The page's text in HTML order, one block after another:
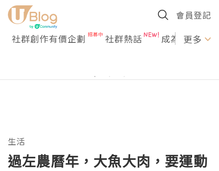
會員登記
社群創作有價企劃 社群熱話 成為U更多
生活
過左農曆年，大魚大肉，要運動